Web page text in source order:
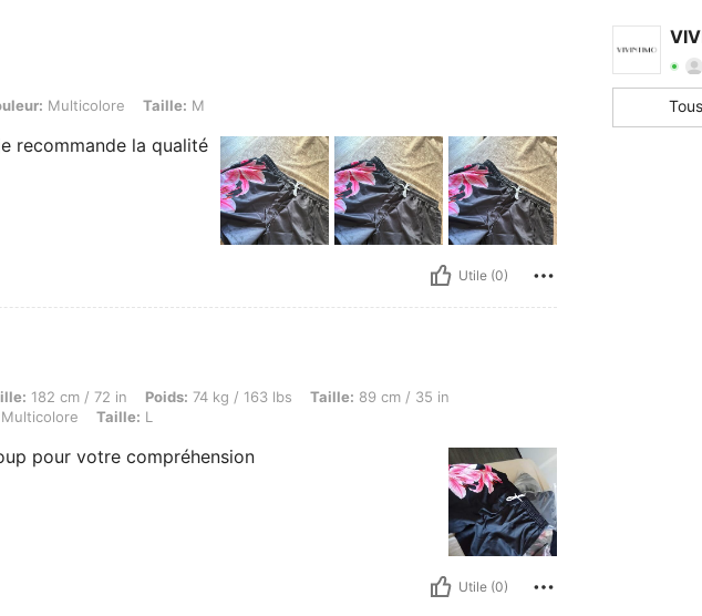
Taille: M
Multicolore Taille: M
recommande la qualité
Utile (0)
cm / 72 in, Poids: 74 kg / 163 lbs, Taille: 89 cm / 35 in, Hanches: 109 cm / 43 in, Couleur: Multicolore, Taille: L
182 cm / 72 in Poids: 74 kg / 163 lbs Taille: 89 cm / 35 in
Multicolore Taille: L
pour votre compréhension
Utile (0)
4,69